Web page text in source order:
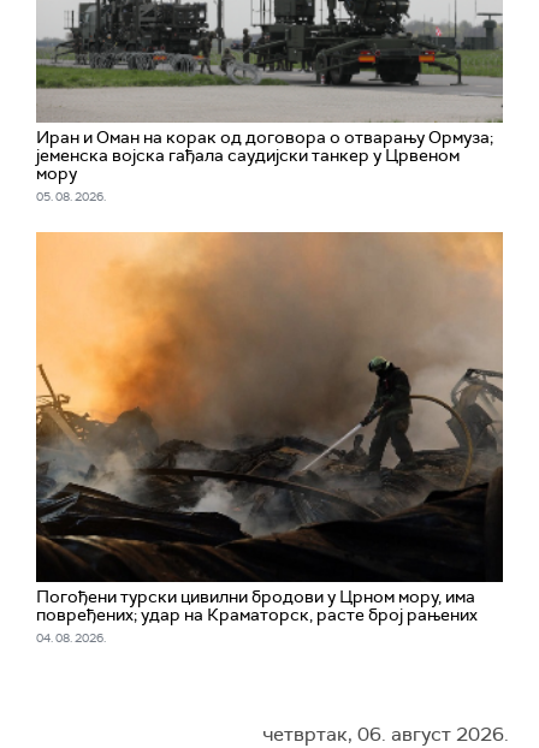
Иран и Оман на корак од договора о отварању Ормуза;
jеменска војска гађала саудијски танкер у Црвеном
мору
05. 08. 2026.
Погођени турски цивилни бродови у Црном мору, има
повређених; удар на Краматорск, расте број рањених
04. 08. 2026.
четвртак, 06. август 2026.